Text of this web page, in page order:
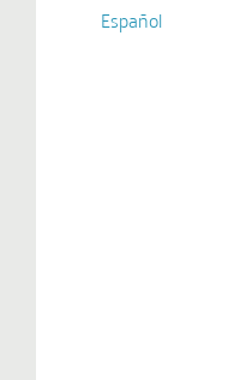
Español